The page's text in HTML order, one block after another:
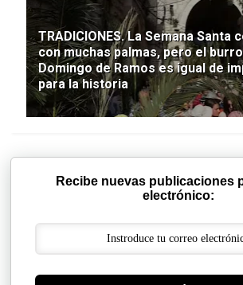
TRADICIONES. La Semana Santa
con muchas palmas, pero el
Domingo de Ramos es igual de
para la historia
Recibe nuevas publicaciones
electrónico: